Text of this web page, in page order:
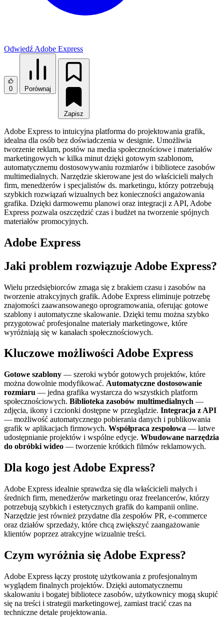
Odwiedź Adobe Express
0 Porównaj
Zapisz
Adobe Express to intuicyjna platforma do projektowania grafik,
idealna dla osób bez doświadczenia w designie. Umożliwia
tworzenie reklam, postów na media społecznościowe i materiałów
marketingowych w kilka minut dzięki gotowym szablonom,
automatycznemu dostosowywaniu rozmiarów i bibliotece zasobów
multimedialnych. Narzędzie skierowane jest do właścicieli małych
firm, menedżerów i specjalistów ds. marketingu, którzy potrzebują
szybkich rozwiązań wizualnych bez konieczności angażowania
grafika. Dzięki darmowemu planowi oraz integracji z API, Adobe
Express pozwala oszczędzić czas i budżet na tworzenie spójnych
materiałów promocyjnych.
Adobe Express
Jaki problem rozwiązuje Adobe Express?
Wielu przedsiębiorców zmaga się z brakiem czasu i zasobów na
tworzenie atrakcyjnych grafik. Adobe Express eliminuje potrzebę
znajomości zaawansowanego oprogramowania, oferując gotowe
szablony i automatyczne skalowanie. Dzięki temu można szybko
przygotować profesjonalne materiały marketingowe, które
wyróżniają się w kanałach społecznościowych.
Kluczowe możliwości Adobe Express
Gotowe szablony — szeroki wybór gotowych projektów, które
można dowolnie modyfikować. Automatyczne dostosowanie
rozmiaru — jedna grafika wystarcza do wszystkich platform
społecznościowych. Biblioteka zasobów multimedialnych —
zdjęcia, ikony i czcionki dostępne w przeglądzie. Integracja z API
— możliwość automatycznego pobierania danych i publikowania
grafik w aplikacjach firmowych. Współpraca zespołowa — łatwe
udostępnianie projektów i wspólne edycje. Wbudowane narzędzia
do obróbki wideo — tworzenie krótkich filmów reklamowych.
Dla kogo jest Adobe Express?
Adobe Express idealnie sprawdza się dla właścicieli małych i
średnich firm, menedżerów marketingu oraz freelancerów, którzy
potrzebują szybkich i estetycznych grafik do kampanii online.
Narzędzie jest również przydatne dla zespołów PR, e‑commerce
oraz działów sprzedaży, które chcą zwiększyć zaangażowanie
klientów poprzez atrakcyjne wizualnie treści.
Czym wyróżnia się Adobe Express?
Adobe Express łączy prostotę użytkowania z profesjonalnym
wyglądem finalnych projektów. Dzięki automatycznemu
skalowaniu i bogatej bibliotece zasobów, użytkownicy mogą skupić
się na treści i strategii marketingowej, zamiast tracić czas na
techniczne detale projektowania.